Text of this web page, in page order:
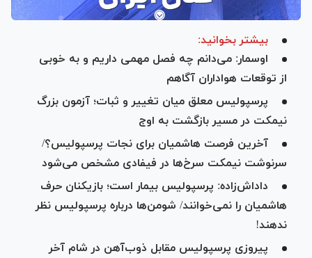
بیشتر بخوانید:
اوسمار: می‌دانم چه فصل مهمی داریم و به خوبی
از توقعات هواداران آگاهم
پرسپولیس معلق میان تغییر و ثبات؛ آزمون بزرگ
نیمکت در مسیر بازگشت به اوج
آخرین فرصت هاشمیان برای نجات پرسپولیس؟/
سرنوشت نیمکت سرخ‌ها در فیفادی مشخص می‌شود
داداش‌زاده: پرسپولیس بیمار است؛ بازیکنان حرف
هاشمیان را نمی‌خوانند/ شومن‌ها درباره پرسپولیس نظر
ندهند!
پیروزی پرسپولیس مقابل ذوب‌آهن در شام آخر